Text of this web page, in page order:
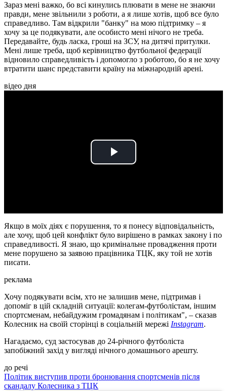
Зараз мені важко, бо всі кинулись плювати в мене не знаючи
правди, мене звільнили з роботи, а я лише хотів, щоб все було
справедливо. Там відкрили "банку" на мою підтримку – я
хочу за це подякувати, але особисто мені нічого не треба.
Передавайте, будь ласка, гроші на ЗСУ, на дитячі притулки.
Мені лише треба, щоб керівництво футбольної федерації
відновило справедливість і допомогло з роботою, бо я не хочу
втратити шанс представити країну на міжнародній арені.
відео дня
Play
Якщо в моїх діях є порушення, то я понесу відповідальність,
але хочу, щоб цей конфлікт було вирішено в рамках закону і по
справедливості. Я знаю, що кримінальне провадження проти
мене порушено за заявою працівника ТЦК, яку той не хотів
писати.
реклама
Хочу подякувати всім, хто не залишив мене, підтримав і
допоміг в цій складній ситуації: колегам-футболістам, іншим
спортсменам, небайдужим громадянам і політикам", – сказав
Колесник на своїй сторінці в соціальній мережі Instagram.
Нагадаємо, суд застосував до 24-річного футболіста
запобіжний захід у вигляді нічного домашнього арешту.
до речі
Політик виступив проти бронювання спортсменів після
скандалу Колесника з ТЦК